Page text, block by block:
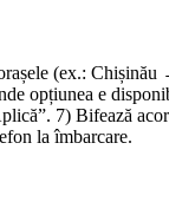
(ex.:
opțiunea e
7) Bifează
la îmbarcare.